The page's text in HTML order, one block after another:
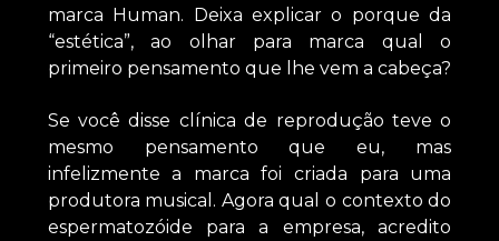
marca Human. Deixa explicar o porque da
“estética”, ao olhar para marca qual o
primeiro pensamento que lhe vem a cabeça?
Se você disse clínica de reprodução teve o
mesmo pensamento que eu, mas
infelizmente a marca foi criada para uma
produtora musical. Agora qual o contexto do
espermatozóide para a empresa, acredito